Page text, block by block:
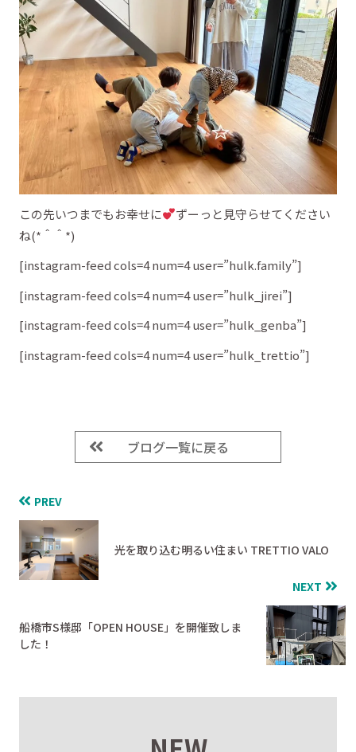
この先いつまでもお幸せに
ずーっと見守らせてください
ね(*＾＾*)
[instagram-feed cols=4 num=4 user=”hulk.family”]
[instagram-feed cols=4 num=4 user=”hulk_jirei”]
[instagram-feed cols=4 num=4 user=”hulk_genba”]
[instagram-feed cols=4 num=4 user=”hulk_trettio”]
ブログ一覧に戻る
PREV
光を取り込む明るい住まい TRETTIO VALO
NEXT
船橋市S様邸「OPEN HOUSE」を開催致しま
した！